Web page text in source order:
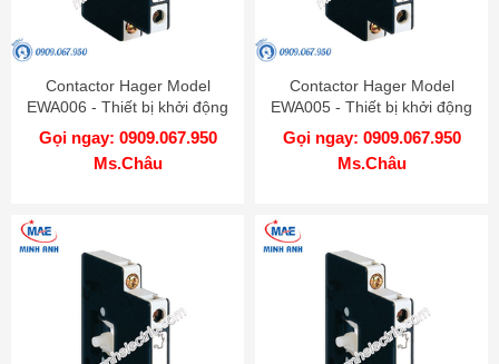
Contactor Hager Model
EWA006 - Thiết bị khởi động
từ
Gọi ngay: 0909.067.950
Ms.Châu
Contactor Hager Model
EWA005 - Thiết bị khởi động
từ
Gọi ngay: 0909.067.950
Ms.Châu